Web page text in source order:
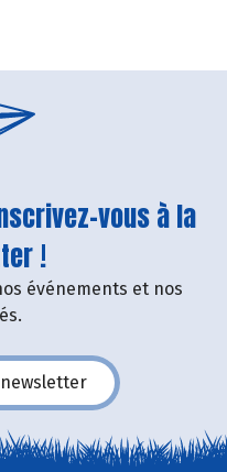
vous à la
!
événements et nos